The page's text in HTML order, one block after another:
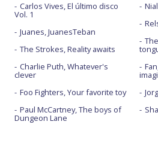
Carlos Vives, El último disco
Vol. 1
Juanes, JuanesTeban
The Strokes, Reality awaits
Charlie Puth, Whatever's
clever
Foo Fighters, Your favorite toy
Paul McCartney, The boys of
Dungeon Lane